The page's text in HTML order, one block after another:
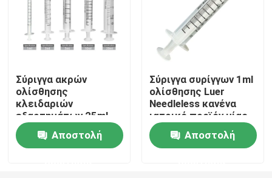
Εξαρτήματα συρίγγων
Πώμα βουτυλικού λάστιχου
Γεμισμένα εκ των προτέρων μέρη συρίγγων
Σύριγγα ακρών
ολίσθησης
κλειδαριών
εξαρτημάτων 25ml
Luer συρίγγων
ολίσθησης CE ISO
10ml Luer
Αποστολή
Σύριγγα συρίγγων 1ml
ολίσθησης Luer
Needleless κανένα
ιατρικό προϊόν μίας
χρήσης βελόνων
Αποστολή